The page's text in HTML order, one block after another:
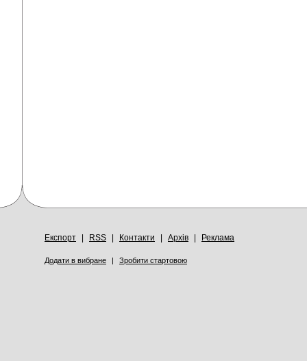
Експорт RSS Контакти Архів Реклама
Додати в вибране | Зробити стартовою